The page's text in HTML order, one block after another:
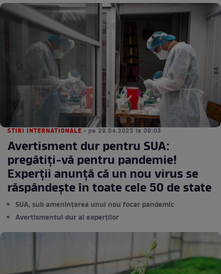
STIRI INTERNATIONALE • pe 29.04.2025 la 09:03
Avertisment dur pentru SUA:
pregătiți-vă pentru pandemie!
Experții anunță că un nou virus se
răspândește în toate cele 50 de state
SUA, sub amenințarea unui nou focar pandemic
Avertismentul dur al experților